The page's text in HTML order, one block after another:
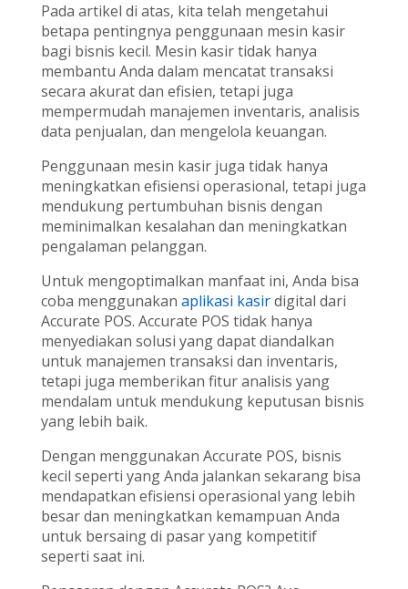
Pada artikel di atas, kita telah mengetahui
betapa pentingnya penggunaan mesin kasir
bagi bisnis kecil. Mesin kasir tidak hanya
membantu Anda dalam mencatat transaksi
secara akurat dan efisien, tetapi juga
mempermudah manajemen inventaris, analisis
data penjualan, dan mengelola keuangan.
Penggunaan mesin kasir juga tidak hanya
meningkatkan efisiensi operasional, tetapi juga
mendukung pertumbuhan bisnis dengan
meminimalkan kesalahan dan meningkatkan
pengalaman pelanggan.
Untuk mengoptimalkan manfaat ini, Anda bisa
coba menggunakan aplikasi kasirdigital dari
Accurate POS. Accurate POS tidak hanya
menyediakan solusi yang dapat diandalkan
untuk manajemen transaksi dan inventaris,
tetapi juga memberikan fitur analisis yang
mendalam untuk mendukung keputusan bisnis
yang lebih baik.
Dengan menggunakan Accurate POS, bisnis
kecil seperti yang Anda jalankan sekarang bisa
mendapatkan efisiensi operasional yang lebih
besar dan meningkatkan kemampuan Anda
untuk bersaing di pasar yang kompetitif
seperti saat ini.